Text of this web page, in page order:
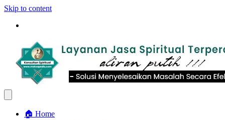
Skip to content
🏠 Home